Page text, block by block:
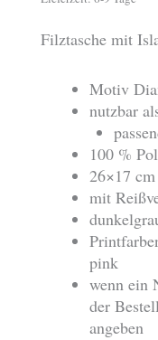
Filztasche mit
Motiv
nutzbar
100 %
26×17 cm
mit
pink
wenn ein
der
angeben